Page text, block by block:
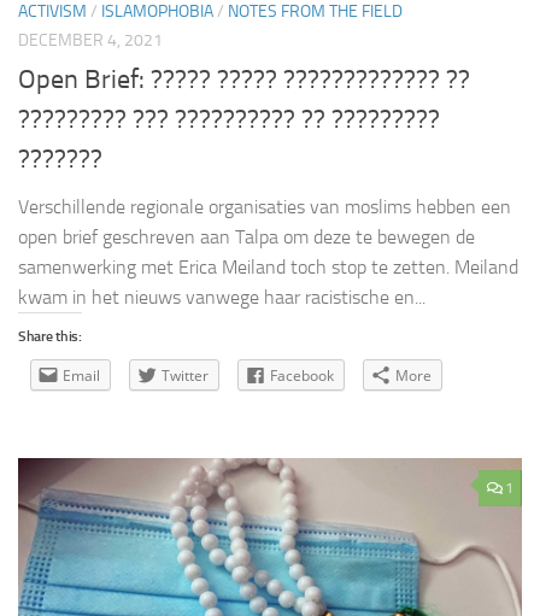
ACTIVISM / ISLAMOPHOBIA/ NOTES FROM THE FIELD
DECEMBER 4, 2021
Open Brief: ????? ????? ????????????? ??
????????? ??? ?????????? ?? ?????????
???????
Verschillende regionale organisaties van moslims hebben een
open brief geschreven aan Talpa om deze te bewegen de
samenwerking met Erica Meiland toch stop te zetten. Meiland
kwam in het nieuws vanwege haar racistische en...
Share this:
Email Twitter Facebook More
1